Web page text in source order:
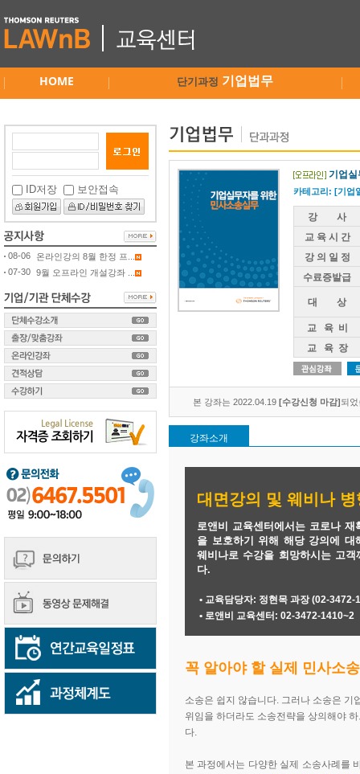
HOME 단기과정 기업법무
ID저장 보안접속
08-06
온라인강의 8월 한정 프...
07-30 9월 오프라인 개설강좌 ...
기업실
카테고리: [기업
강 사
교 육 시 간
강 의 일 정
수료증발급
대 상
교 육 비
교 육 장
본 강좌는 2022.04.19 [수강신청 마감]되
강좌소개
대면강의 및 웨비나
로앤비 교육센터에서는 코로나
을 보호하기 위해 해당 강의에
웨비나로 수강을 희망하시는 고
다.
• 교육담당자: 정현목 과장 (02-
• 로앤비 교육센터: 02-3472-1410~2
꼭 알아야 할 실제 민사소
소송은 쉽지 않습니다. 그러나 소송은
위임을 하더라도 소송전략을 상의해야
다.
본 과정에서는 다양한 실제 소송사례를